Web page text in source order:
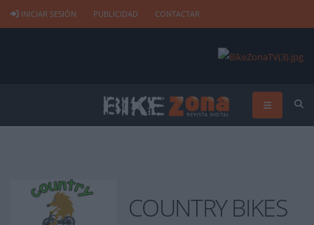
INICIAR SESIÓN PUBLICIDAD CONTACTAR
COUNTRY BIKES